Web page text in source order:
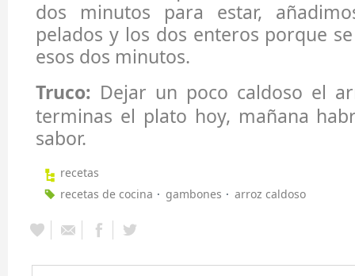
dos minutos para estar,
pelados y los dos enteros porque
esos dos minutos.
Truco: Dejar un poco caldoso el
terminas el plato hoy, mañana
sabor.
recetas
recetas de cocina
gambones arroz caldoso